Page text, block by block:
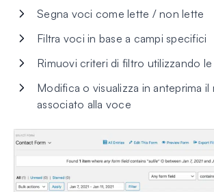
Segna voci come lette / non lette
Filtra voci in base a campi specifici
Rimuovi criteri di filtro utilizzando
Modifica o visualizza in anteprima il
associato alla voce